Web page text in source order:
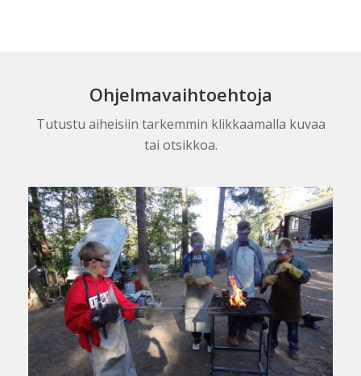
Ohjelmavaihtoehtoja
Tutustu aiheisiin tarkemmin klikkaamalla kuvaa
tai otsikkoa.